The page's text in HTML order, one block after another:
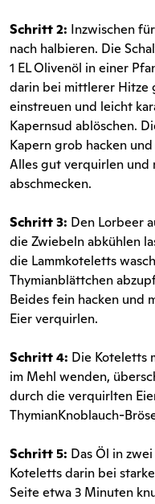
Schritt 2: Inzwischen
nach halbieren. Die
1 EL Olivenöl in einer
darin bei mittlerer Hitze
einstreuen und leicht
Kapernsud ablöschen.
Kapern grob hacken
Alles gut verquirlen und
abschmecken.
Schritt 3: Den Lorbeer
die Zwiebeln abkühlen
die Lammkoteletts
Thymianblättchen
Beides fein hacken und
Eier verquirlen.
Schritt 4: Die Koteletts
im Mehl wenden,
durch die verquirlten
ThymianKnoblauch-
Schritt 5: Das Öl in
Koteletts darin bei
Seite etwa 3 Minuten